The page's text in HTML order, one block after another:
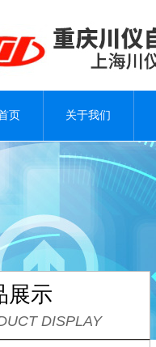
页 关于我们
展示
DISPLAY